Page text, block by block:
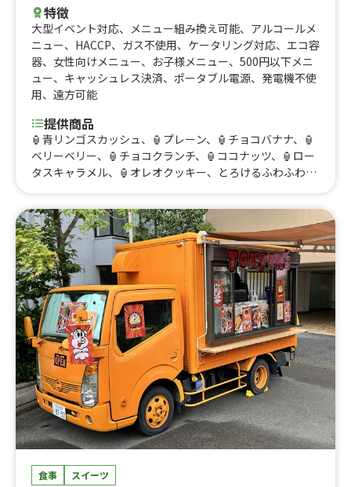
特徴
大型イベント対応、 メニュー組み換え可能、 アルコールメ
ニュー、 HACCP、 ガス不使用、 ケータリング対応、 エコ容
器、 女性向けメニュー、 お子様メニュー、 500円以下メニ
ュー、 キャッシュレス決済、 ポータブル電源、 発電機不使
用、 遠方可能
提供商品
🏮青リンゴスカッシュ、🏮プレーン、🏮チョコバナナ、🏮
ベリーベリー、🏮チョコクランチ、🏮ココナッツ、🏮ロー
タスキャラメル、🏮オレオクッキー、とろけるふわふわか
桜ワッフル、ほっとチョコレートココア、カフェラテ（ ア
イス / ホット ）、アメリカーノ ( ホット / アイス )、コーン
スープ、クラムチャウダー、☀️プレーン、☀️オレオチョ
コ、☀️ロータスキャラメル、☀️ベリーベリー、☀️ココナッ
ツ、☀️チョコクランチ、☀️チョコバナナ、☀️フランクフル
ト、☀️アメリカーノ（ ホット or アイス ）、ほっとミルク
ココア、カフェラテ（ アイス / ホット ）、缶ビール 350
㎖、レモンサワー、角ハイボール、☀️冷やしきゅうりの一
本漬け、☀️とろーりチョコバナナ、☀️ポテトサラダ、☀️ふ
わふわかき氷、学割500円、アルコール
食事 スイーツ